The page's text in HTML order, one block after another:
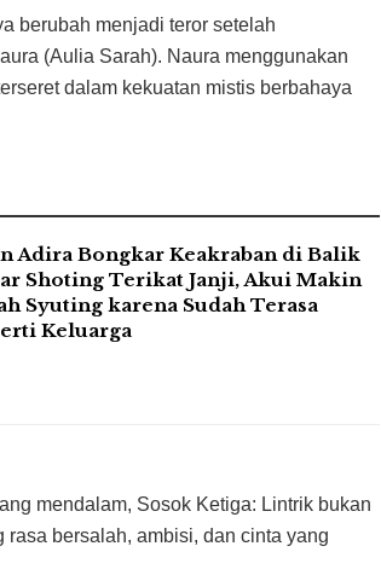
berubah menjadi teror setelah
(Aulia Sarah). Naura menggunakan
dalam kekuatan mistis berbahaya
Adira Bongkar Keakraban di Balik
Shoting Terikat Janji, Akui Makin
Syuting karena Sudah Terasa
Keluarga
mendalam, Sosok Ketiga: Lintrik bukan
bersalah, ambisi, dan cinta yang